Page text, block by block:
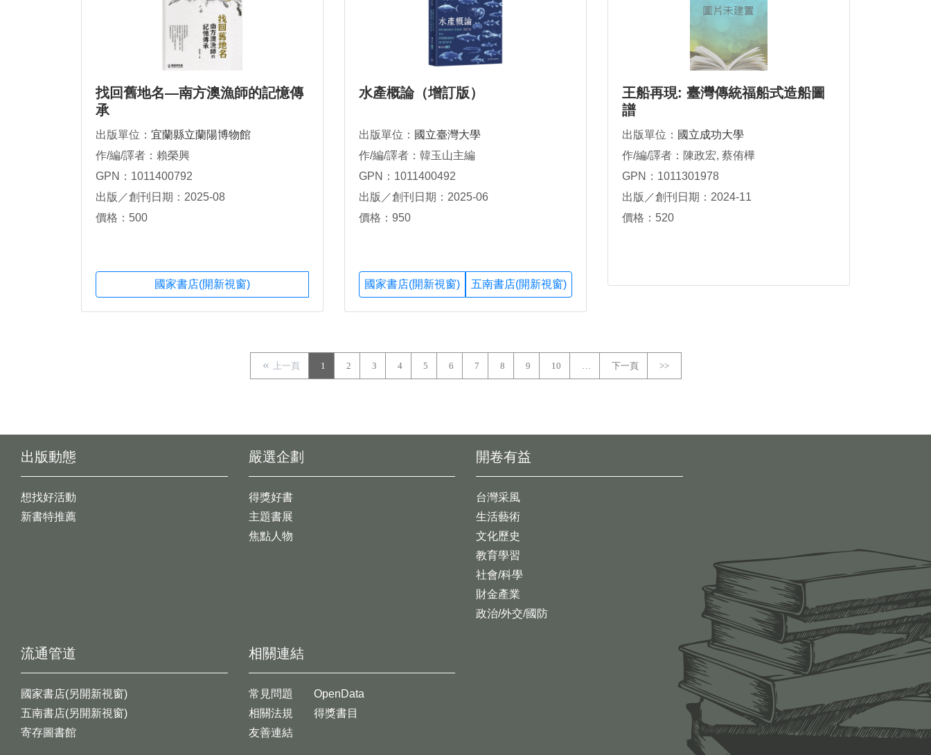
找回舊地名—南方澳漁師的記憶傳
承
出版單位： 宜蘭縣立蘭陽博物館
作/編/譯者：賴榮興
GPN：1011400792
出版／創刊日期：2025-08
價格：500
國家書店(開新視窗)
水產概論（增訂版）
出版單位： 國立臺灣大學
作/編/譯者：韓玉山主編
GPN：1011400492
出版／創刊日期：2025-06
價格：950
國家書店(開新視窗) 五南書店(開新視窗)
王船再現: 臺灣傳統福船式造船圖
譜
出版單位： 國立成功大學
作/編/譯者：陳政宏, 蔡侑樺
GPN：1011301978
出版／創刊日期：2024-11
價格：520
上一頁 1 2 3 4 5 6 7 8 9 10 … 下一頁 >>
出版動態
想找好活動
新書特推薦
開卷有益
台灣采風
生活藝術
文化歷史
教育學習
社會/科學
財金產業
政治/外交/國防
嚴選企劃
得獎好書
主題書展
焦點人物
流通管道
國家書店(另開新視窗)
五南書店(另開新視窗)
寄存圖書館
相關連結
常見問題
相關法規
友善連結
OpenData
得獎書目